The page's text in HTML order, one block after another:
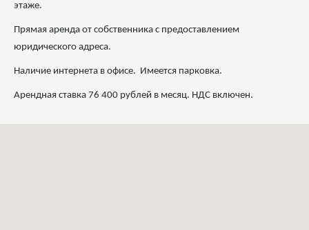
этаже.
Прямая аренда от собственника с предоставлением
юридического адреса.
Наличие интернета в офисе. Имеется парковка.
Арендная ставка 76 400 рублей в месяц. НДС включен.